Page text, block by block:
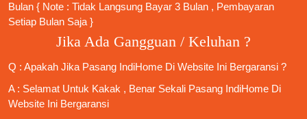
Bulan { Note : Tidak Langsung Bayar 3 Bulan , Pembayaran
Setiap Bulan Saja }
Jika Ada Gangguan / Keluhan ?
Q : Apakah Jika Pasang IndiHome Di Website Ini Bergaransi ?
A : Selamat Untuk Kakak , Benar Sekali Pasang IndiHome Di
Website Ini Bergaransi